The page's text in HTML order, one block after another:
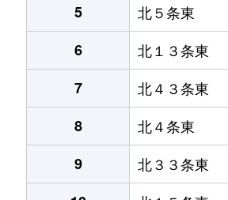
5
北５条東
6
北１３条東
7
北４３条東
8
北４条東
9
北３３条東